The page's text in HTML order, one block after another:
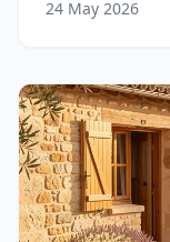
24 May 2026